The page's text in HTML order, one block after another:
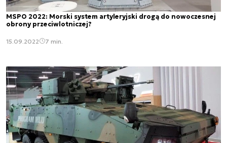
MSPO 2022: Morski system artyleryjski drogą do nowoczesnej
obrony przeciwlotniczej?
15.09.2022 7 min.